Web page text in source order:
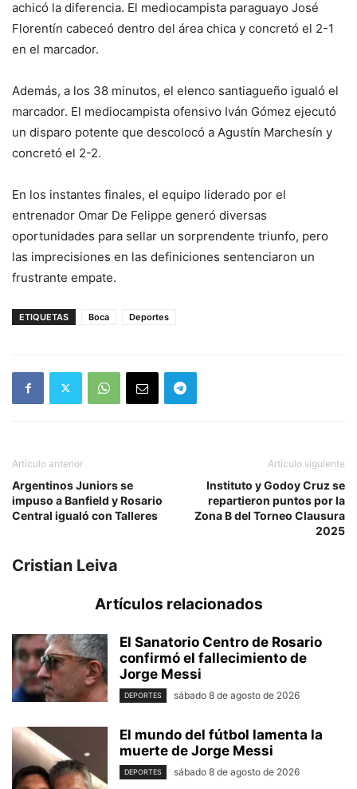
achicó la diferencia. El mediocampista paraguayo José
Florentín cabeceó dentro del área chica y concretó el 2-1
en el marcador.
Además, a los 38 minutos, el elenco santiagueño igualó el
marcador. El mediocampista ofensivo Iván Gómez ejecutó
un disparo potente que descolocó a Agustín Marchesín y
concretó el 2-2.
En los instantes finales, el equipo liderado por el
entrenador Omar De Felippe generó diversas
oportunidades para sellar un sorprendente triunfo, pero
las imprecisiones en las definiciones sentenciaron un
frustrante empate.
ETIQUETAS Boca Deportes
Artículo anterior
Argentinos Juniors se
impuso a Banfield y Rosario
Central igualó con Talleres
Artículo siguiente
Instituto y Godoy Cruz se
repartieron puntos por la
Zona B del Torneo Clausura
2025
Cristian Leiva
Artículos relacionados
El Sanatorio Centro de Rosario
confirmó el fallecimiento de
Jorge Messi
DEPORTES sábado 8 de agosto de 2026
El mundo del fútbol lamenta la
muerte de Jorge Messi
DEPORTES sábado 8 de agosto de 2026